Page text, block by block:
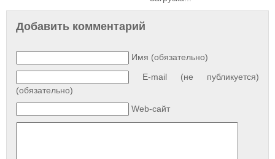
Добавить комментарий
Имя (обязательно)
E-mail (не публикуется)
(обязательно)
Web-сайт